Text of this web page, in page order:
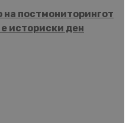
постмониторингот
историски ден